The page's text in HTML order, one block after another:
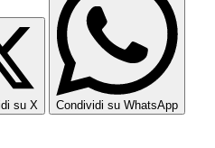
su X Condividi su WhatsApp